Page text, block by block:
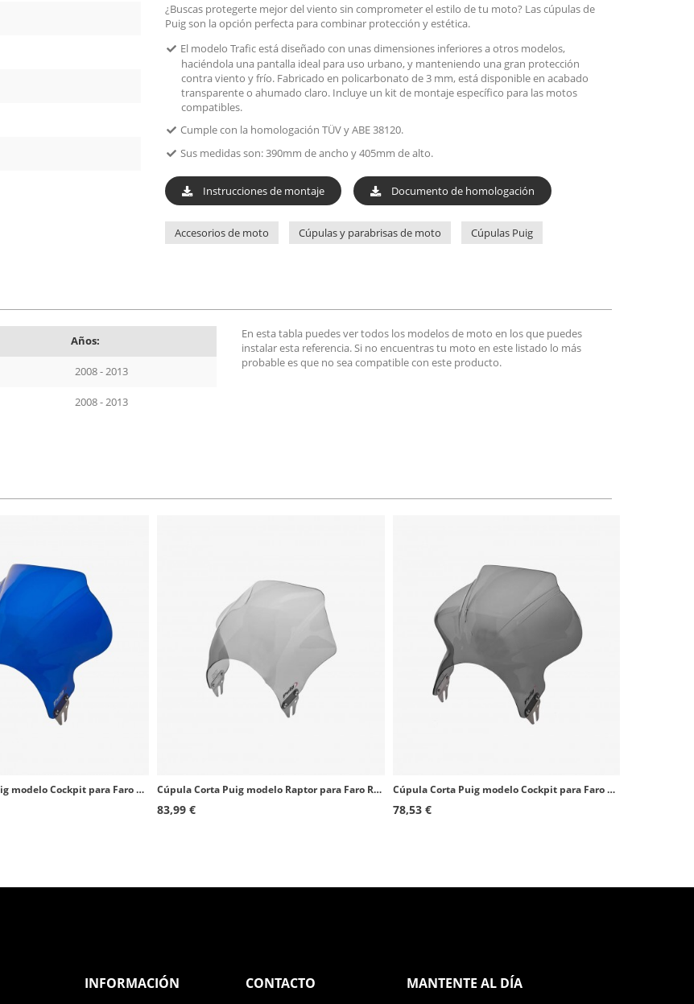
¿Buscas protegerte mejor del viento sin comprometer el estilo de tu moto? Las cúpulas de
Puig son la opción perfecta para combinar protección y estética.
El modelo Trafic está diseñado con unas dimensiones inferiores a otros modelos,
haciéndola una pantalla ideal para uso urbano, y manteniendo una gran protección
contra viento y frío. Fabricado en policarbonato de 3 mm, está disponible en acabado
transparente o ahumado claro. Incluye un kit de montaje específico para las motos
compatibles.
Cumple con la homologación TÜV y ABE 38120.
Sus medidas son: 390mm de ancho y 405mm de alto.
Instrucciones de montaje Documento de homologación
Accesorios de moto Cúpulas y parabrisas de moto Cúpulas Puig
Años:
2008 - 2013
2008 - 2013
En esta tabla puedes ver todos los modelos de moto en los que puedes
instalar esta referencia. Si no encuentras tu moto en este listado lo más
probable es que no sea compatible con este producto.
Cúpula Corta Puig modelo Cockpit para Faro Redondo color Azul 1480A Cúpula Corta Puig modelo Raptor para Faro Redondo color Ahumado 0013H
83,99 €
Cúpula Corta Puig modelo Cockpit para Faro Redondo color Ahumado Oscuro 1480F
78,53 €
INFORMACIÓN CONTACTO MANTENTE AL DÍA